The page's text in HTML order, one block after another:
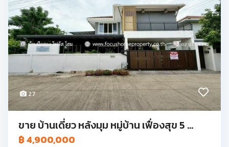
27
ขาย บ้านเดี่ยว หลังมุม หมู่บ้าน เฟื่องสุข 5 ...
฿ 4,900,000